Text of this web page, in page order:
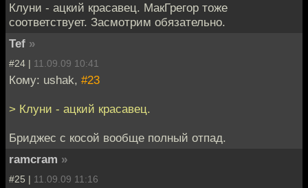
Клуни - ацкий красавец. МакГрегор тоже
соответствует. Засмотрим обязательно.
Tef »
#24 | 11.09.09 10:41
Кому: ushak, #23
> Клуни - ацкий красавец.
Бриджес с косой вообще полный отпад.
ramcram »
#25 | 11.09.09 11:16